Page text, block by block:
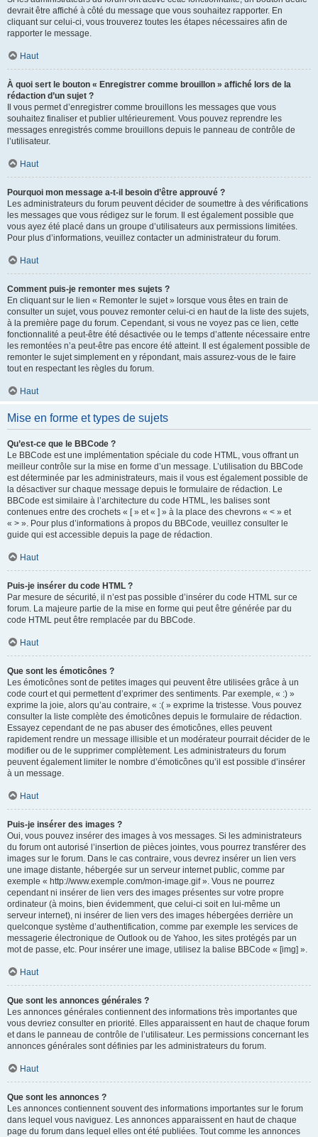
devrait être affiché à côté du message que vous souhaitez rapporter. En
cliquant sur celui-ci, vous trouverez toutes les étapes nécessaires afin de
rapporter le message.
Haut
À quoi sert le bouton « Enregistrer comme brouillon » affiché lors de la
rédaction d’un sujet ?
Il vous permet d’enregistrer comme brouillons les messages que vous
souhaitez finaliser et publier ultérieurement. Vous pouvez reprendre les
messages enregistrés comme brouillons depuis le panneau de contrôle de
l’utilisateur.
Haut
Pourquoi mon message a-t-il besoin d’être approuvé ?
Les administrateurs du forum peuvent décider de soumettre à des vérifications
les messages que vous rédigez sur le forum. Il est également possible que
vous ayez été placé dans un groupe d’utilisateurs aux permissions limitées.
Pour plus d’informations, veuillez contacter un administrateur du forum.
Haut
Comment puis-je remonter mes sujets ?
En cliquant sur le lien « Remonter le sujet » lorsque vous êtes en train de
consulter un sujet, vous pouvez remonter celui-ci en haut de la liste des sujets,
à la première page du forum. Cependant, si vous ne voyez pas ce lien, cette
fonctionnalité a peut-être été désactivée ou le temps d’attente nécessaire entre
les remontées n’a peut-être pas encore été atteint. Il est également possible de
remonter le sujet simplement en y répondant, mais assurez-vous de le faire
tout en respectant les règles du forum.
Haut
Mise en forme et types de sujets
Qu’est-ce que le BBCode ?
Le BBCode est une implémentation spéciale du code HTML, vous offrant un
meilleur contrôle sur la mise en forme d’un message. L’utilisation du BBCode
est déterminée par les administrateurs, mais il vous est également possible de
la désactiver sur chaque message depuis le formulaire de rédaction. Le
BBCode est similaire à l’architecture du code HTML, les balises sont
contenues entre des crochets « [ » et « ] » à la place des chevrons « < » et
« > ». Pour plus d’informations à propos du BBCode, veuillez consulter le
guide qui est accessible depuis la page de rédaction.
Haut
Puis-je insérer du code HTML ?
Par mesure de sécurité, il n’est pas possible d’insérer du code HTML sur ce
forum. La majeure partie de la mise en forme qui peut être générée par du
code HTML peut être remplacée par du BBCode.
Haut
Que sont les émoticônes ?
Les émoticônes sont de petites images qui peuvent être utilisées grâce à un
code court et qui permettent d’exprimer des sentiments. Par exemple, « :) »
exprime la joie, alors qu’au contraire, « :( » exprime la tristesse. Vous pouvez
consulter la liste complète des émoticônes depuis le formulaire de rédaction.
Essayez cependant de ne pas abuser des émoticônes, elles peuvent
rapidement rendre un message illisible et un modérateur pourrait décider de le
modifier ou de le supprimer complètement. Les administrateurs du forum
peuvent également limiter le nombre d’émoticônes qu’il est possible d’insérer
à un message.
Haut
Puis-je insérer des images ?
Oui, vous pouvez insérer des images à vos messages. Si les administrateurs
du forum ont autorisé l’insertion de pièces jointes, vous pourrez transférer des
images sur le forum. Dans le cas contraire, vous devrez insérer un lien vers
une image distante, hébergée sur un serveur internet public, comme par
exemple « http://www.exemple.com/mon-image.gif ». Vous ne pourrez
cependant ni insérer de lien vers des images présentes sur votre propre
ordinateur (à moins, bien évidemment, que celui-ci soit en lui-même un
serveur internet), ni insérer de lien vers des images hébergées derrière un
quelconque système d’authentification, comme par exemple les services de
messagerie électronique de Outlook ou de Yahoo, les sites protégés par un
mot de passe, etc. Pour insérer une image, utilisez la balise BBCode « [img] ».
Haut
Que sont les annonces générales ?
Les annonces générales contiennent des informations très importantes que
vous devriez consulter en priorité. Elles apparaissent en haut de chaque forum
et dans le panneau de contrôle de l’utilisateur. Les permissions concernant les
annonces générales sont définies par les administrateurs du forum.
Haut
Que sont les annonces ?
Les annonces contiennent souvent des informations importantes sur le forum
dans lequel vous naviguez. Les annonces apparaissent en haut de chaque
page du forum dans lequel elles ont été publiées. Tout comme les annonces